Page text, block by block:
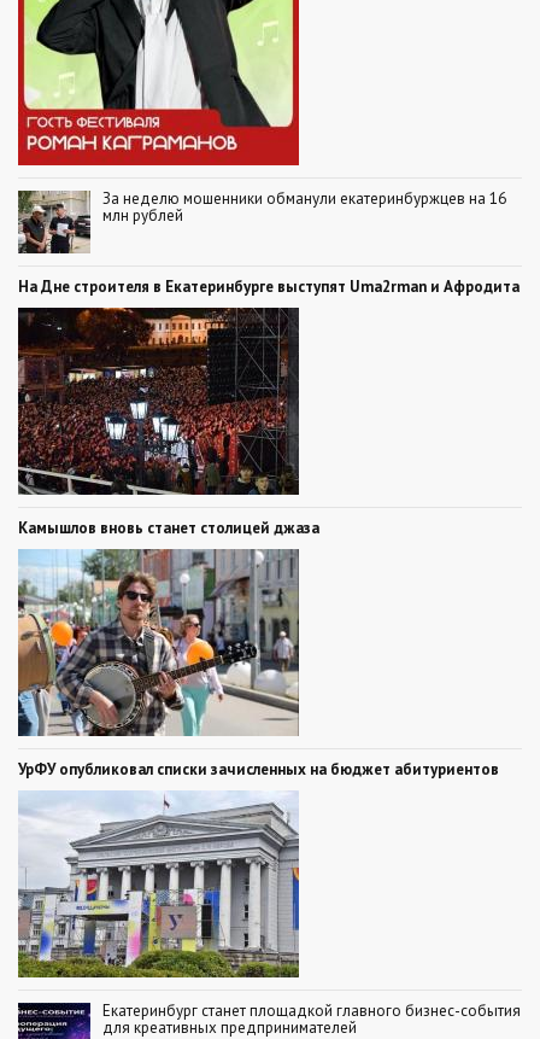
За неделю мошенники обманули екатеринбуржцев на 16
млн рублей
На Дне строителя в Екатеринбурге выступят Uma2rman и Афродита
Камышлов вновь станет столицей джаза
УрФУ опубликовал списки зачисленных на бюджет абитуриентов
Екатеринбург станет площадкой главного бизнес-события
для креативных предпринимателей